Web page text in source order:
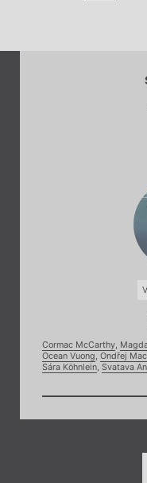
Cormac McCarthy,
Ocean Vuong, Ondřej Macl
Sára Köhnlein, Svatava